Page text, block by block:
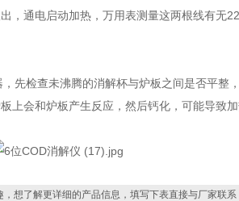
，通电启动加热，万用表测量这两根线有无
先检查未沸腾的消解杯与炉板之间是否平整
会和炉板产生反应，然后钙化，可能导致加
，想了解更详细的产品信息，填写下表直接与厂家联系